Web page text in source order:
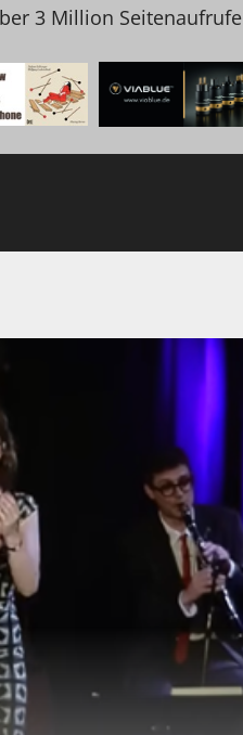
3 Million Seitenaufrufe